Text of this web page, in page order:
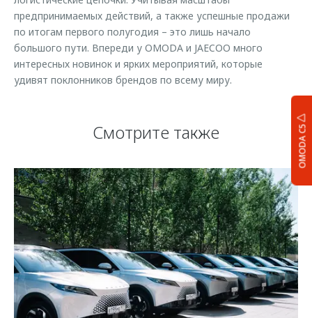
OMODA C5
предпринимаемых действий, а также успешные продажи
по итогам первого полугодия – это лишь начало
большого пути. Впереди у OMODA и JAECOO много
интересных новинок и ярких мероприятий, которые
удивят поклонников брендов по всему миру.
Смотрите также